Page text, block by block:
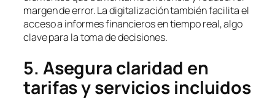
margen de error. La digitalización también facilita el
acceso a informes financieros en tiempo real, algo
clave para la toma de decisiones.
5. Asegura claridad en
tarifas y servicios incluidos